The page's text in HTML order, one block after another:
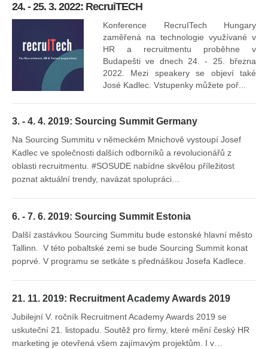
24. - 25. 3. 2022: RecruiTECH
Konference RecruITech Hungary
zaměřená na technologie využívané v
HR a recruitmentu proběhne v
Budapešti ve dnech 24. - 25. března
2022. Mezi speakery se objeví také
José Kadlec. Vstupenky můžete poř...
3. - 4. 4. 2019: Sourcing Summit Germany
Na Sourcing Summitu v německém Mnichově vystoupí Josef
Kadlec ve společnosti dalších odborníků a revolucionářů z
oblasti recruitmentu. #SOSUDE nabídne skvělou příležitost
poznat aktuální trendy, navázat spolupráci…
6. - 7. 6. 2019: Sourcing Summit Estonia
Další zastávkou Sourcing Summitu bude estonské hlavní město
Tallinn. V této pobaltské zemi se bude Sourcing Summit konat
poprvé. V programu se setkáte s přednáškou Josefa Kadlece.
21. 11. 2019: Recruitment Academy Awards 2019
Jubilejní V. ročník Recruitment Academy Awards 2019 se
uskuteční 21. listopadu. Soutěž pro firmy, které mění český HR
marketing je otevřená všem zajímavým projektům. I v…